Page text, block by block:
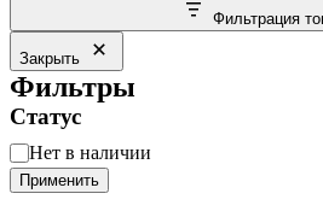
Фильтрация
Закрыть
Фильтры
Статус
Статус
Нет в наличии
Применить